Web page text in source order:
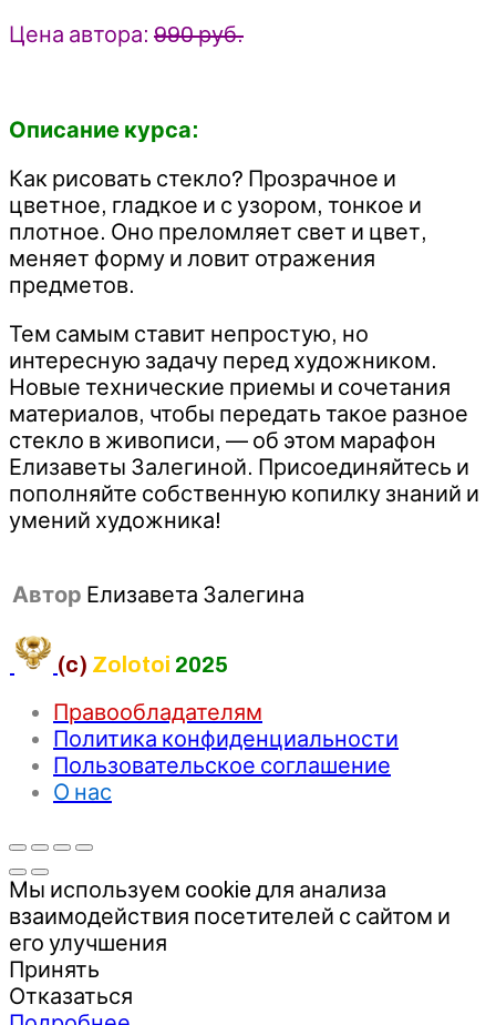
Цена автора: 990 руб.
Описание курса:
Как рисовать стекло? Прозрачное и
цветное, гладкое и с узором, тонкое и
плотное. Оно преломляет свет и цвет,
меняет форму и ловит отражения
предметов.
Тем самым ставит непростую, но
интересную задачу перед художником.
Новые технические приемы и сочетания
материалов, чтобы передать такое разное
стекло в живописи, — об этом марафон
Елизаветы Залегиной. Присоединяйтесь и
пополняйте собственную копилку знаний и
умений художника!
Автор Елизавета Залегина
(c) Zolotoi 2025
Правообладателям
Политика конфиденциальности
Пользовательское соглашение
О нас
Мы используем cookie для анализа
взаимодействия посетителей с сайтом и
его улучшения
Принять
Отказаться